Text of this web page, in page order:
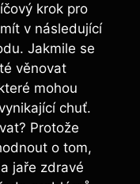
krok pro
v‌ následující
Jakmile se
věnovat
mohou
chuť.
‍Protože
‌o tom,
jaře zdravé